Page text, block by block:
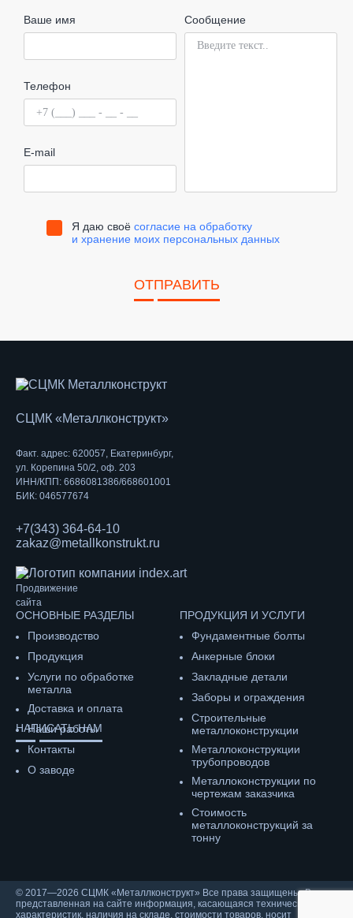
Ваше имя
Телефон
E-mail
Сообщение
Я даю своё согласие на обработку
и хранение моих персональных данных
ОТПРАВИТЬ
СЦМК «Металлконструкт»
Факт. адрес: 620057, Екатеринбург,
ул. Корепина 50/2, оф. 203
ИНН/КПП: 6686081386/668601001
БИК: 046577674
+7(343) 364-64-10
zakaz@metallkonstrukt.ru
Продвижение
сайта
ОСНОВНЫЕ РАЗДЕЛЫ
Производство
Продукция
Услуги по обработке
металла
Доставка и оплата
Наши работы
Контакты
О заводе
ПРОДУКЦИЯ И УСЛУГИ
Фундаментные болты
Анкерные блоки
Закладные детали
Заборы и ограждения
Строительные
металлоконструкции
Металлоконструкции
трубопроводов
Металлоконструкции по
чертежам заказчика
Cтоимость
металлоконструкций за
тонну
НАПИСАТЬ НАМ
© 2017—2026 СЦМК «Металлконструкт» Все права защищены. Вся
представленная на сайте информация, касающаяся технических
характеристик, наличия на складе, стоимости товаров, носит